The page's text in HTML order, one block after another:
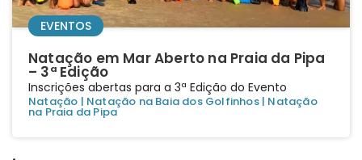
EVENTOS
Natação em Mar Aberto na Praia da Pipa
– 3ª Edição
Inscrições abertas para a 3ª Edição do Evento
Natação | Natação na Baia dos Golfinhos| Natação
na Praia da Pipa